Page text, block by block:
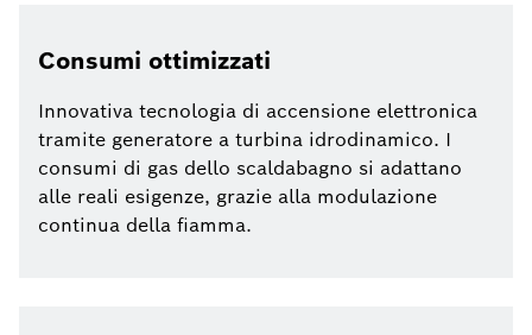
Consumi ottimizzati
Innovativa tecnologia di accensione elettronica
tramite generatore a turbina idrodinamico. I
consumi di gas dello scaldabagno si adattano
alle reali esigenze, grazie alla modulazione
continua della fiamma.